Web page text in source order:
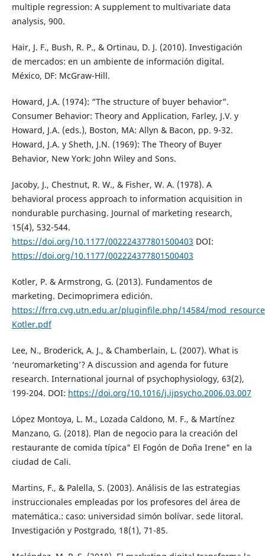
multiple regression: A supplement to multivariate data
analysis, 900.
Hair, J. F., Bush, R. P., & Ortinau, D. J. (2010). Investigación
de mercados: en un ambiente de información digital.
México, DF: McGraw-Hill.
Howard, J.A. (1974): “The structure of buyer behavior”.
Consumer Behavior: Theory and Application, Farley, J.V. y
Howard, J.A. (eds.), Boston, MA: Allyn & Bacon, pp. 9-32.
Howard, J.A. y Sheth, J.N. (1969): The Theory of Buyer
Behavior, New York: John Wiley and Sons.
Jacoby, J., Chestnut, R. W., & Fisher, W. A. (1978). A
behavioral process approach to information acquisition in
nondurable purchasing. Journal of marketing research,
15(4), 532-544.
https://doi.org/10.1177/002224377801500403 DOI:
https://doi.org/10.1177/002224377801500403
Kotler, P. & Armstrong, G. (2013). Fundamentos de
marketing. Decimoprimera edición.
https://frrq.cvg.utn.edu.ar/pluginfile.php/14584/
Kotler.pdf
Lee, N., Broderick, A. J., & Chamberlain, L. (2007). What is
‘neuromarketing’? A discussion and agenda for future
research. International journal of psychophysiology, 63(2),
199-204. DOI: https://doi.org/10.1016/j.ijpsycho.2006.03.007
López Montoya, L. M., Lozada Caldono, M. F., & Martínez
Manzano, G. (2018). Plan de negocio para la creación del
restaurante de comida típica" El Fogón de Doña Irene" en la
ciudad de Cali.
Martins, F., & Palella, S. (2003). Análisis de las estrategias
instruccionales empleadas por los profesores del área de
matemática.: caso: universidad simón bolívar. sede litoral.
Investigación y Postgrado, 18(1), 71-85.